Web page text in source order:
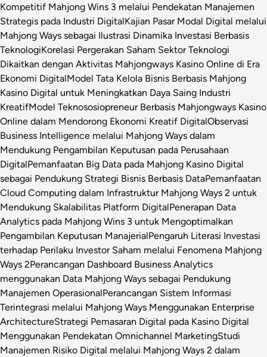
Kompetitif Mahjong Wins 3 melalui Pendekatan Manajemen
Strategis pada Industri DigitalKajian Pasar Modal Digital melalui
Mahjong Ways sebagai Ilustrasi Dinamika Investasi Berbasis
TeknologiKorelasi Pergerakan Saham Sektor Teknologi
Dikaitkan dengan Aktivitas Mahjongways Kasino Online di Era
Ekonomi DigitalModel Tata Kelola Bisnis Berbasis Mahjong
Kasino Digital untuk Meningkatkan Daya Saing Industri
KreatifModel Teknososiopreneur Berbasis Mahjongways Kasino
Online dalam Mendorong Ekonomi Kreatif DigitalObservasi
Business Intelligence melalui Mahjong Ways dalam
Mendukung Pengambilan Keputusan pada Perusahaan
DigitalPemanfaatan Big Data pada Mahjong Kasino Digital
sebagai Pendukung Strategi Bisnis Berbasis DataPemanfaatan
Cloud Computing dalam Infrastruktur Mahjong Ways 2 untuk
Mendukung Skalabilitas Platform DigitalPenerapan Data
Analytics pada Mahjong Wins 3 untuk Mengoptimalkan
Pengambilan Keputusan ManajerialPengaruh Literasi Investasi
terhadap Perilaku Investor Saham melalui Fenomena Mahjong
Ways 2Perancangan Dashboard Business Analytics
menggunakan Data Mahjong Ways sebagai Pendukung
Manajemen OperasionalPerancangan Sistem Informasi
Terintegrasi melalui Mahjong Ways Menggunakan Enterprise
ArchitectureStrategi Pemasaran Digital pada Kasino Digital
Menggunakan Pendekatan Omnichannel MarketingStudi
Manajemen Risiko Digital melalui Mahjong Ways 2 dalam